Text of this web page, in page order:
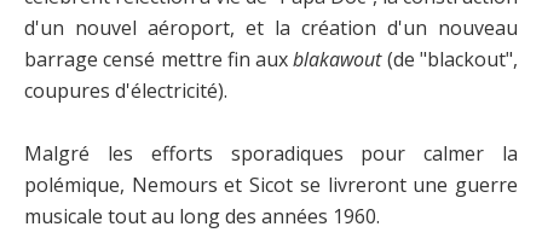
d'un nouvel aéroport, et la création d'un nouveau
barrage censé mettre fin auxblakawout(de "blackout",
coupures d'électricité).
Malgré les efforts sporadiques pour calmer la
polémique, Nemours et Sicot se livreront une guerre
musicale tout au long des années 1960.